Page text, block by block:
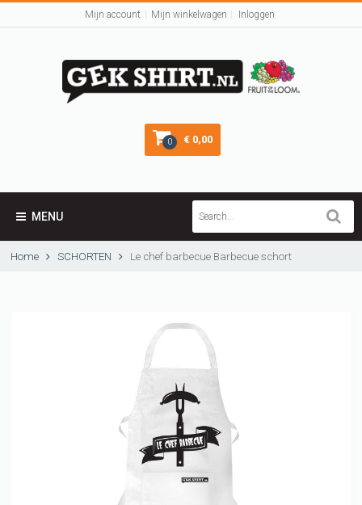
Mijn account Mijn winkelwagen Inloggen
0 € 0,00
MENU
Home SCHORTEN Le chef barbecue Barbecue schort